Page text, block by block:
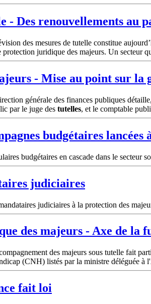
- Des renouvellements au
des mesures de tutelle constitue
protection juridique des majeurs. Un secteur
- Mise au point sur la
générale des finances publiques
par le juge des tutelles, et le comptable
budgétaires lancées
budgétaires en cascade dans le secteur
judiciaires
judiciaires à la protection des
des majeurs - Axe de la
des majeurs sous tutelle fait
(CNH) listés par la ministre déléguée
fait loi